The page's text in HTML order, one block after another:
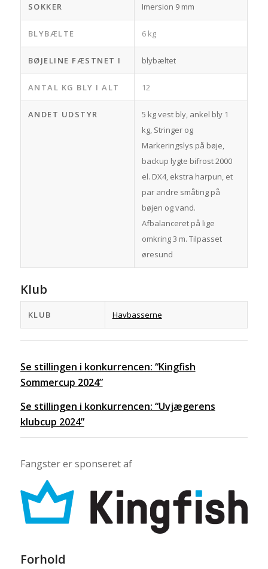
SOKKER Imersion 9 mm
BLYBÆLTE 6 kg
BØJELINE FÆSTNET I blybæltet
ANTAL KG BLY I ALT 12
ANDET UDSTYR
5 kg vest bly, ankel bly 1
kg, Stringer og
Markeringslys på bøje,
backup lygte bifrost 2000
el. DX4, ekstra harpun, et
par andre småting på
bøjen og vand.
Afbalanceret på lige
omkring 3 m. Tilpasset
øresund
Klub
KLUB Havbasserne
Se stillingen i konkurrencen: “Kingfish
Sommercup 2024”
Se stillingen i konkurrencen: “Uvjægerens
klubcup 2024”
Fangster er sponseret af
Forhold